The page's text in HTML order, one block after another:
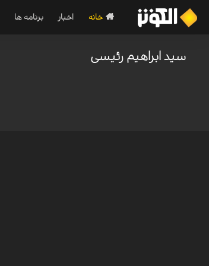
خانه اخبار برنامه ها
سید ابراهیم رئیسی